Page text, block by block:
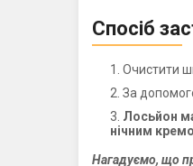
Спосіб
Очистити
За
Лосьйон
нічним
Нагадуємо, що